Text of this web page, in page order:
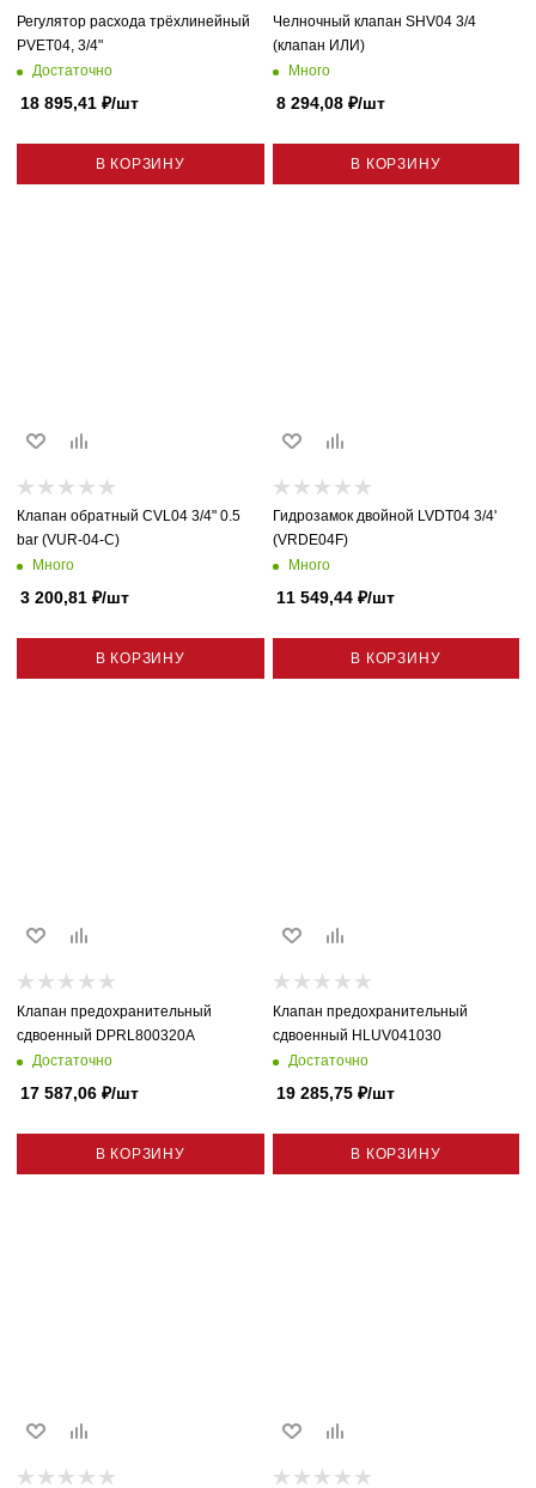
Регулятор расхода трёхлинейный
PVET04, 3/4"
Достаточно
18 895,41 ₽/шт
В КОРЗИНУ
Челночный клапан SHV04 3/4
(клапан ИЛИ)
Много
8 294,08₽/шт
В КОРЗИНУ
Клапан обратный CVL04 3/4" 0.5
bar (VUR-04-C)
Много
3 200,81 ₽/шт
В КОРЗИНУ
Гидрозамок двойной LVDT04 3/4'
(VRDE04F)
Много
11 549,44₽/шт
В КОРЗИНУ
Клапан предохранительный
сдвоенный DPRL800320A
Достаточно
17 587,06 ₽/шт
В КОРЗИНУ
Клапан предохранительный
сдвоенный HLUV041030
Достаточно
19 285,75₽/шт
В КОРЗИНУ